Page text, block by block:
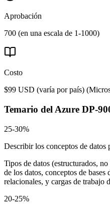
Aprobación
700 (en una escala de 1-1000)
Costo
$99 USD (varía por país) (
Temario del Azure DP-
25-30%
Describir los conceptos de datos
Tipos de datos (estructurados,
de los datos, conceptos de bases
relacionales, y cargas de trabajo
20-25%